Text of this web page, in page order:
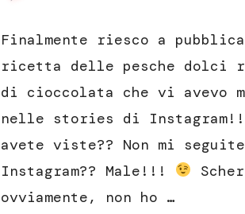
ripiene
Finalmente riesco a
ricetta delle pesche dolci
di cioccolata che vi avevo
nelle stories di
avete viste?? Non mi
Instagram?? Male!!!
ovviamente, non ho …